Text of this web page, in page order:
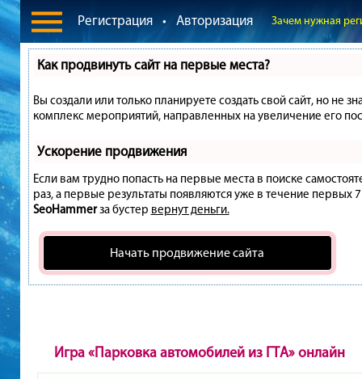
Регистрация • Авторизация Зачем нужная
Как продвинуть сайт на первые места?
Вы создали или только планируете создать свой сайт, но не
комплекс мероприятий, направленных на увеличение его
Ускорение продвижения
Если вам трудно попасть на первые места в поиске
раз, а первые результаты появляются уже в течение первых
SeoHammerза бустер вернут деньги.
Начать продвижение сайта
Игра «Парковка автомобилей из ГТА» онлайн